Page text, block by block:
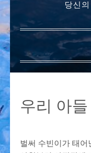
가
기
당신
우리 아
벌써 수빈이가 태어